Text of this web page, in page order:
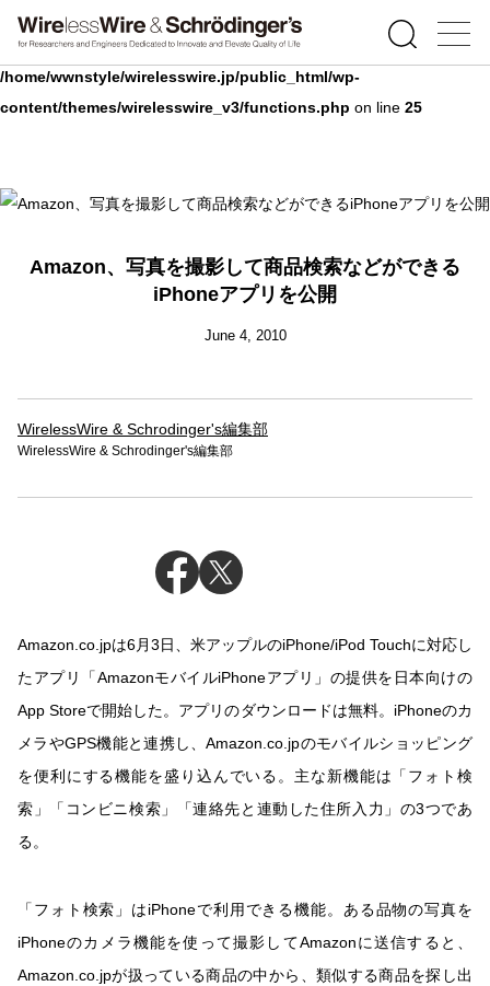
Warning: Undefined array key 0 in
/home/wwnstyle/wirelesswire.jp/public_html/wp-
content/themes/wirelesswire_v3/functions.php on line 25
Amazon、写真を撮影して商品検索などができる
iPhoneアプリを公開
June 4, 2010
WirelessWire & Schrodinger's編集部
WirelessWire & Schrodinger's編集部
Amazon.co.jpは6月3日、米アップルのiPhone/iPod Touchに対応し
たアプリ「AmazonモバイルiPhoneアプリ」の提供を日本向けの
App Storeで開始した。アプリのダウンロードは無料。iPhoneのカ
メラやGPS機能と連携し、Amazon.co.jpのモバイルショッピング
を便利にする機能を盛り込んでいる。主な新機能は「フォト検
索」「コンビニ検索」「連絡先と連動した住所入力」の3つであ
る。
「フォト検索」はiPhoneで利用できる機能。ある品物の写真を
iPhoneのカメラ機能を使って撮影してAmazonに送信すると、
Amazon.co.jpが扱っている商品の中から、類似する商品を探し出